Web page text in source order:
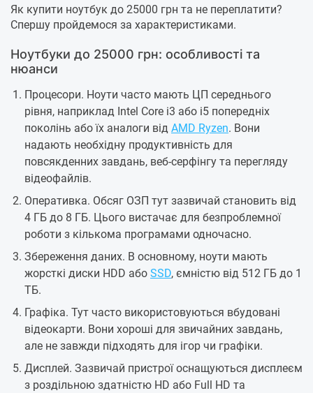
Як купити ноутбук до 25000 грн та не переплатити?
Спершу пройдемося за характеристиками.
Ноутбуки до 25000 грн: особливості та
нюанси
Процесори. Ноути часто мають ЦП середнього
рівня, наприклад Intel Core i3 або i5 попередніх
поколінь або їх аналоги від AMD Ryzen. Вони
надають необхідну продуктивність для
повсякденних завдань, веб-серфінгу та перегляду
відеофайлів.
Оперативка. Обсяг ОЗП тут зазвичай становить від
4 ГБ до 8 ГБ. Цього вистачає для безпроблемної
роботи з кількома програмами одночасно.
Збереження даних. В основному, ноути мають
жорсткі диски HDD або SSD, ємністю від 512 ГБ до 1
ТБ.
Графіка. Тут часто використовуються вбудовані
відеокарти. Вони хороші для звичайних завдань,
але не завжди підходять для ігор чи графіки.
Дисплей. Зазвичай пристрої оснащуються дисплеєм
з роздільною здатністю HD або Full HD та